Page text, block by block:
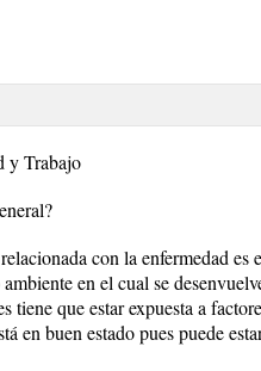
y Trabajo
con la enfermedad
en el cual se
tiene que estar expuesta a
en buen estado pues puede